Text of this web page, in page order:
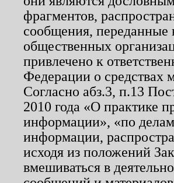
фрагментов,
сообщения, переданные
общественных
привлечено к
Федерации о средствах
Согласно абз.3, п.13
2010 года «О практике
информации», «по
информации,
исходя из положений
вмешиваться в